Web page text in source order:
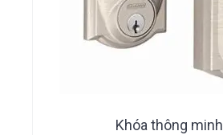
Khóa thông minh